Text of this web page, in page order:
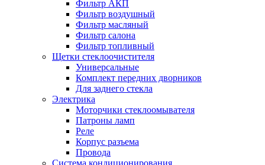
Фильтр АКП
Фильтр воздушный
Фильтр масляный
Фильтр салона
Фильтр топливный
Щетки стеклоочистителя
Универсальные
Комплект передних дворников
Для заднего стекла
Электрика
Моторчики стеклоомывателя
Патроны ламп
Реле
Корпус разъема
Провода
Система кондиционирования